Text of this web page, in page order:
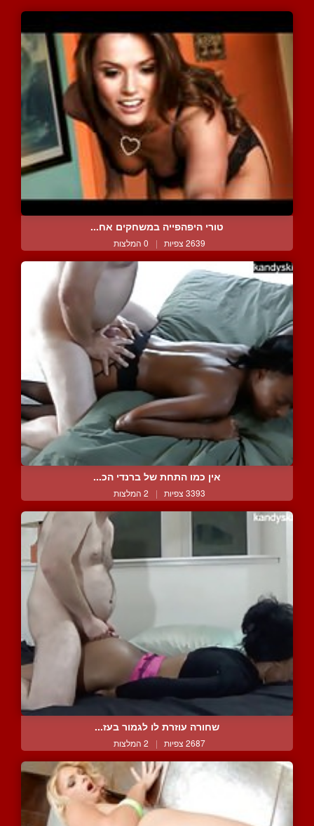
טורי היפהפייה במשחקים אח...
2639 צפיות | 0 המלצות
אין כמו התחת של ברנדי הכ...
3393 צפיות | 2 המלצות
שחורה עוזרת לו לגמור בעז...
2687 צפיות | 2 המלצות